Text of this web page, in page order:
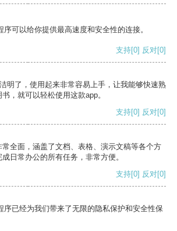
可以给你提供最高速度和安全性的连接。
支持[0] 反对[0]
明了，使用起来非常容易上手，让我能够快速熟
，就可以轻松使用这款app。
支持[0] 反对[0]
全面，涵盖了文档、表格、演示文稿等各个方
日常办公的所有任务，非常方便。
支持[0] 反对[0]
序已经为我们带来了无限的隐私保护和安全性保